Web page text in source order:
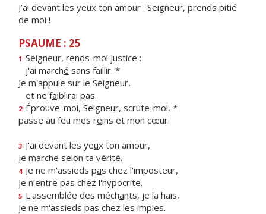
J’ai devant les yeux ton amour : Seigneur, prends pitié
de moi !
PSAUME : 25
1 Seigneur, rends-moi justice :
j'ai marché sans faillir. *
Je m'appuie sur le Seigneur,
et ne faiblirai pas.
2 Éprouve-moi, Seigneur, scrute-moi, *
passe au feu mes reins et mon cœur.
3 J'ai devant les yeux ton amour,
je marche selon ta vérité.
4 Je ne m'assieds pas chez l'imposteur,
je n'entre pas chez l'hypocrite.
5 L'assemblée des méchants, je la hais,
je ne m'assieds pas chez les impies.